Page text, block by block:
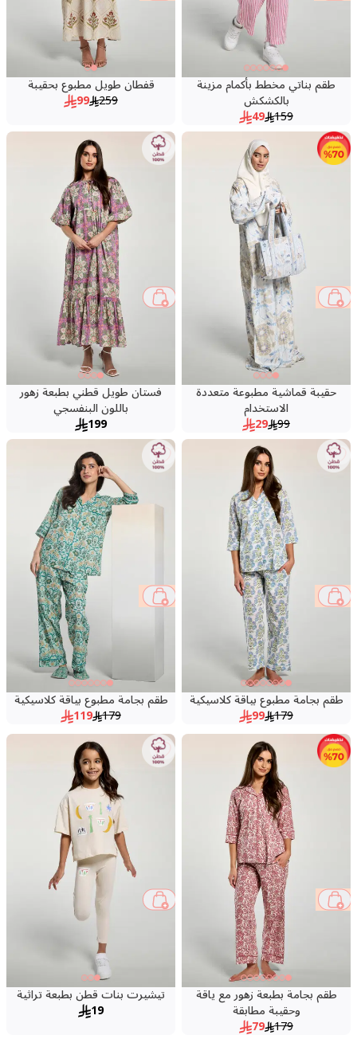
طقم بناتي مخطط بأكمام مزينة
بالكشكش
159
49
قفطان طويل مطبوع بحقيبة
259
99
حقيبة قماشية مطبوعة متعددة
الاستخدام
99
29
71 %
فستان طويل قطني بطبعة زهور
باللون البنفسجي
199
طقم بجامة مطبوع بياقة كلاسيكية
179
99
45 %
طقم بجامة مطبوع بياقة كلاسيكية
179
119
34 %
طقم بجامة بطبعة زهور مع ياقة
وحقيبة مطابقة
179
79
56 %
تيشيرت بنات قطن بطبعة تراثية
19